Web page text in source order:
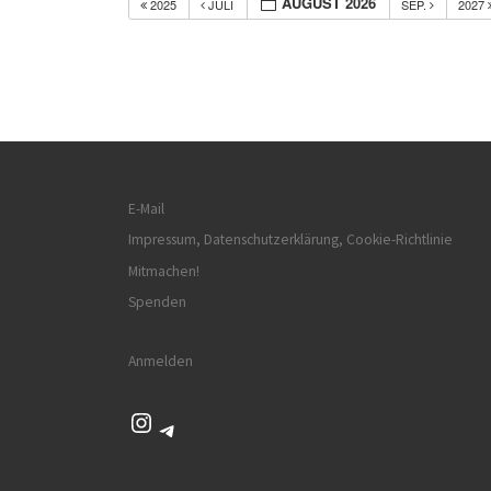
2025 JULI SEP. 2027
E-Mail
Impressum, Datenschutzerklärung, Cookie-Richtlinie
Mitmachen!
Spenden
Anmelden
Instagram
Telegram